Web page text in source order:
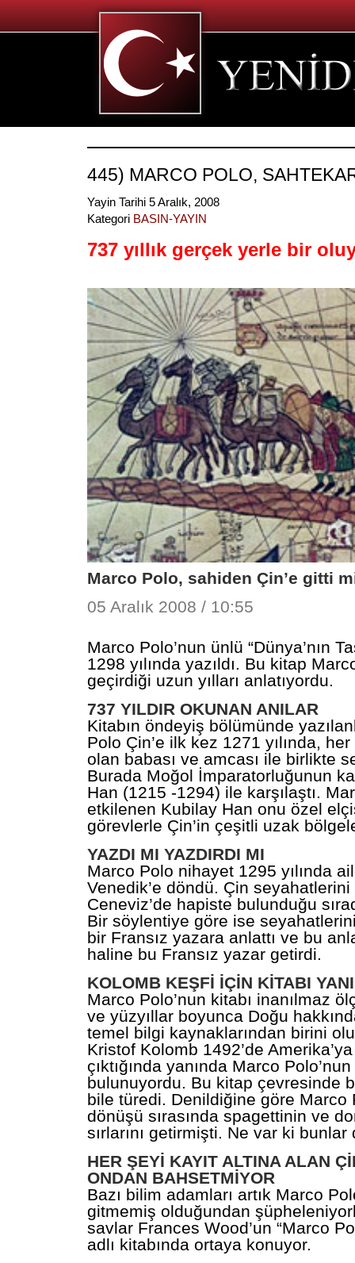
445) MARCO POLO,
Yayin Tarihi 5 Aralık, 2008
Kategori BASIN-YAYIN
737 yıllık gerçek yerle bir
Marco Polo, sahiden Çin’e gitti
05 Aralık 2008 / 10:55
Marco Polo’nun ünlü “Dünya’nın
1298 yılında yazıldı. Bu kitap
geçirdiği uzun yılları anlatıyordu.
737 YILDIR OKUNAN ANILAR
Kitabın öndeyiş bölümünde
Polo Çin’e ilk kez 1271 yılında,
olan babası ve amcası ile birlikte
Burada Moğol İmparatorluğunun
Han (1215 -1294) ile karşılaştı.
etkilenen Kubilay Han onu özel
görevlerle Çin’in çeşitli uzak
YAZDI MI YAZDIRDI MI
Marco Polo nihayet 1295 yılında
Venedik’e döndü. Çin seyahatlerini
Ceneviz’de hapiste bulunduğu
Bir söylentiye göre ise
bir Fransız yazara anlattı ve bu
haline bu Fransız yazar getirdi.
KOLOMB KEŞFİ İÇİN KİTABI
Marco Polo’nun kitabı inanılmaz
ve yüzyıllar boyunca Doğu
temel bilgi kaynaklarından birini
Kristof Kolomb 1492’de
çıktığında yanında Marco
bulunuyordu. Bu kitap çevresinde
bile türedi. Denildiğine göre Marco
dönüşü sırasında spagettinin ve
sırlarını getirmişti. Ne var ki
HER ŞEYİ KAYIT ALTINA ALAN
ONDAN BAHSETMİYOR
Bazı bilim adamları artık Marco
gitmemiş olduğundan
savlar Frances Wood’un “Marco
adlı kitabında ortaya konuyor.